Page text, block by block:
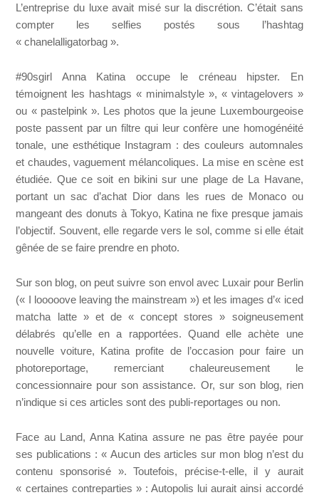
L’entreprise du luxe avait misé sur la discrétion. C’était sans
compter les selfies postés sous l’hashtag
« chanelalligatorbag ».
#90sgirl Anna Katina occupe le créneau hipster. En
témoignent les hashtags « minimalstyle », « vintagelovers »
ou « pastelpink ». Les photos que la jeune Luxembourgeoise
poste passent par un filtre qui leur confère une homogénéité
tonale, une esthétique Instagram : des couleurs automnales
et chaudes, vaguement mélancoliques. La mise en scène est
étudiée. Que ce soit en bikini sur une plage de La Havane,
portant un sac d’achat Dior dans les rues de Monaco ou
mangeant des donuts à Tokyo, Katina ne fixe presque jamais
l’objectif. Souvent, elle regarde vers le sol, comme si elle était
gênée de se faire prendre en photo.
Sur son blog, on peut suivre son envol avec Luxair pour Berlin
(« I looooove leaving the mainstream ») et les images d’« iced
matcha latte » et de « concept stores » soigneusement
délabrés qu’elle en a rapportées. Quand elle achète une
nouvelle voiture, Katina profite de l’occasion pour faire un
photoreportage, remerciant chaleureusement le
concessionnaire pour son assistance. Or, sur son blog, rien
n’indique si ces articles sont des publi-reportages ou non.
Face au Land, Anna Katina assure ne pas être payée pour
ses publications : « Aucun des articles sur mon blog n’est du
contenu sponsorisé ». Toutefois, précise-t-elle, il y aurait
« certaines contreparties » : Autopolis lui aurait ainsi accordé